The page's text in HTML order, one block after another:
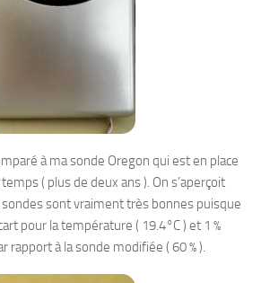
à ma sonde Oregon qui est en place
( plus de deux ans ). On s’aperçoit
sont vraiment très bonnes puisque
pour la température ( 19.4°C ) et 1 %
rapport à la sonde modifiée ( 60 % ).